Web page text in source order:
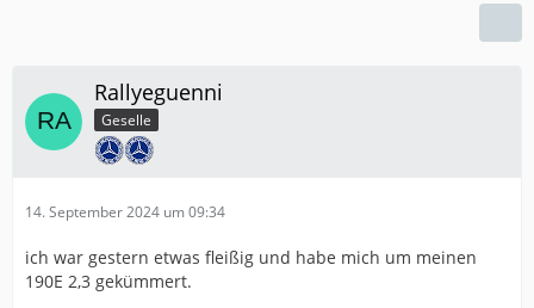
Rallyeguenni
Geselle
14. September 2024 um 09:34
ich war gestern etwas fleißig und habe mich um meinen
190E 2,3 gekümmert.